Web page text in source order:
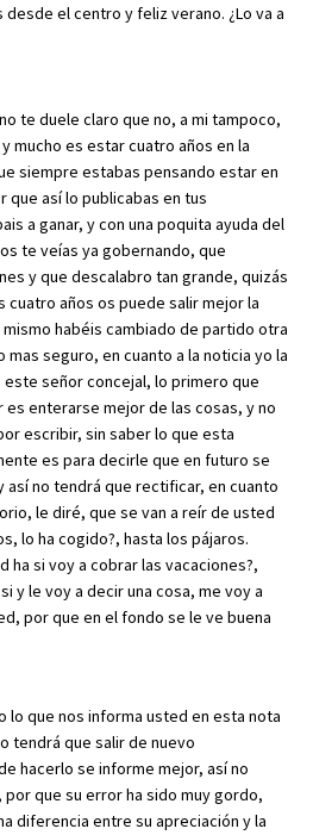
desde el centro y feliz verano. ¿Lo va a
te duele claro que no, a mi tampoco,
mucho es estar cuatro años en la
siempre estabas pensando estar en
que así lo publicabas en tus
a ganar, y con una poquita ayuda del
te veías ya gobernando, que
y que descalabro tan grande, quizás
años os puede salir mejor la
habéis cambiado de partido otra
mas seguro, en cuanto a la noticia yo la
señor concejal, lo primero que
es enterarse mejor de las cosas, y no
escribir, sin saber lo que esta
es para decirle que en futuro se
así no tendrá que rectificar, en cuanto
le diré, que se van a reír de usted
lo ha cogido?, hasta los pájaros.
ha si voy a cobrar las vacaciones?,
y le voy a decir una cosa, me voy a
por que en el fondo se le ve buena
lo que nos informa usted en esta nota
tendrá que salir de nuevo
hacerlo se informe mejor, así no
que su error ha sido muy gordo,
diferencia entre su apreciación y la